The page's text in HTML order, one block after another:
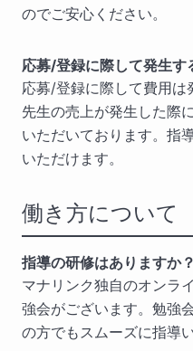
のでご安心ください。
応募/登録に際して発生す
応募/登録に際して費用
先生の売上が発生した際
いただいております。指
いただけます。
働き方について
指導の研修はありますか？
マナリンク独自のオンラ
強会がございます。勉強
の方でもスムーズに指導